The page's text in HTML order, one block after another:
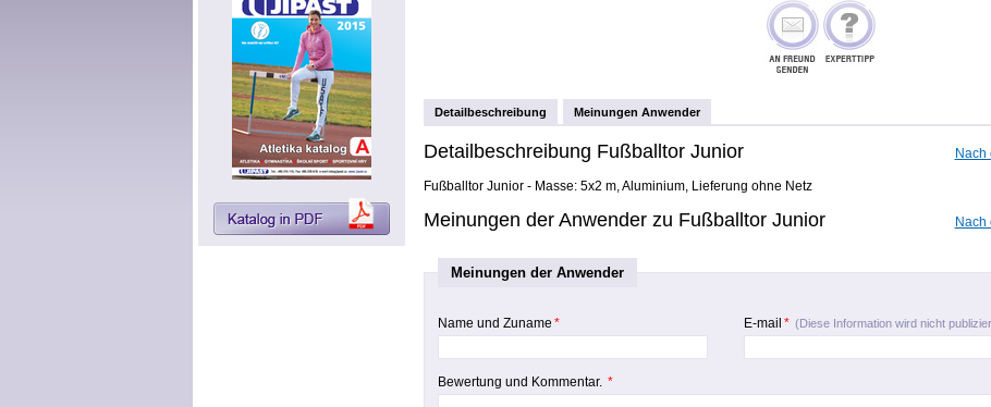
Detailbeschreibung Meinungen Anwender
Nach
Detailbeschreibung Fußballtor Junior
Fußballtor Junior - Masse: 5x2 m, Aluminium, Lieferung ohne Netz
Nach
Meinungen der Anwender zu Fußballtor Junior
Meinungen der Anwender
Name und Zuname * E-mail * (Diese Information wird nicht
Bewertung und Kommentar. *